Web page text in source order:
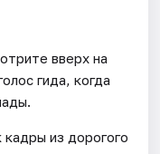
вверх на
гида, когда
из дорогого